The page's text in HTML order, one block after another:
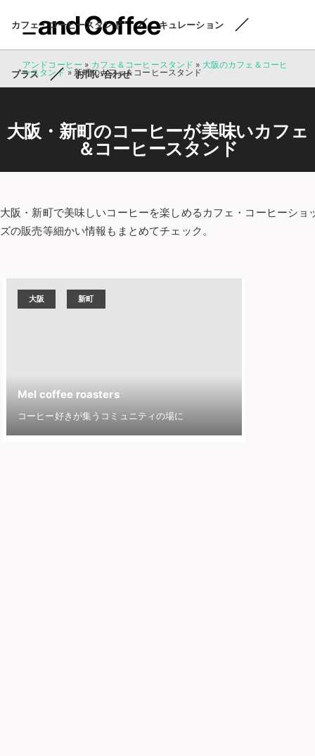
カフェ・コーヒースタンド キュレーション
プラス お問い合わせ
アンドコーヒー » カフェ＆コーヒースタンド » 大阪のカフェ＆コーヒ
ースタンド » 新町のカフェ＆コーヒースタンド
大阪・新町のコーヒーが美味いカフェ
＆コーヒースタンド
大阪・新町で美味しいコーヒーを楽しめるカフェ・コーヒーシ
ズの販売等細かい情報もまとめてチェック。
大阪 新町
Mel coffee roasters
コーヒー好きが集うコミュニティの場に